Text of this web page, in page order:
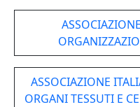
ASSOCIAZIONE
ORGANI TESSUTI E